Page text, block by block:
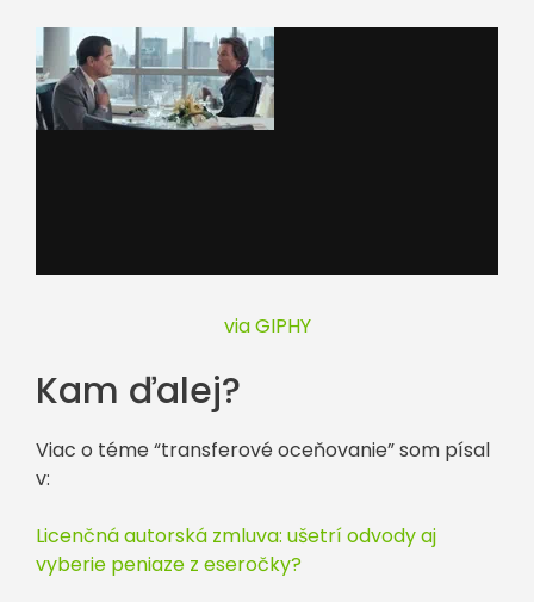
via GIPHY
Kam ďalej?
Viac o téme “transferové oceňovanie” som písal
v:
Licenčná autorská zmluva: ušetrí odvody aj
vyberie peniaze z eseročky?